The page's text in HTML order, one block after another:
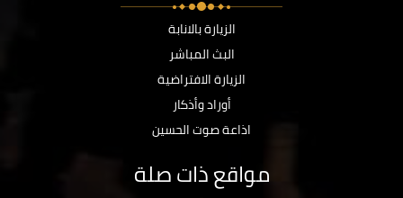
الزيارة بالانابة
البث المباشر
الزيارة الافتراضية
أوراد وأذكار
اذاعة صوت الحسين
مواقع ذات صلة